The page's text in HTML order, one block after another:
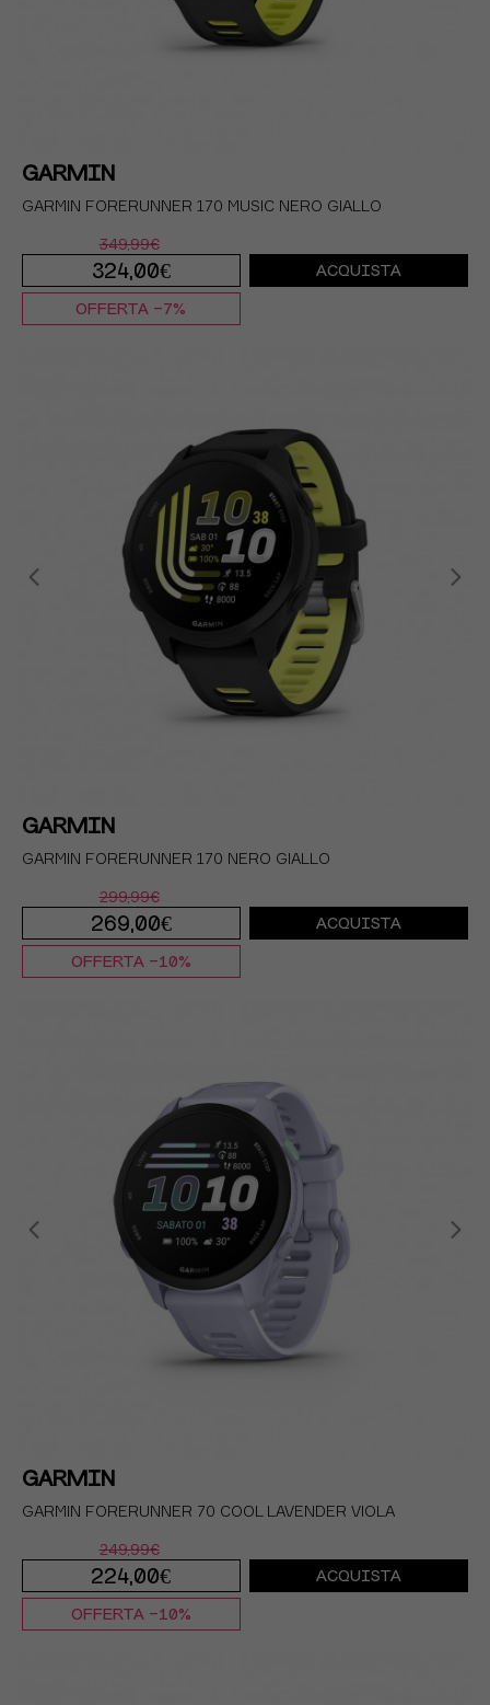
GARMIN
GARMIN FORERUNNER 170 MUSIC NERO GIALLO
349,99€
324,00€ ACQUISTA
OFFERTA -7%
GARMIN
GARMIN FORERUNNER 170 NERO GIALLO
299,99€
269,00€ ACQUISTA
OFFERTA -10%
GARMIN
GARMIN FORERUNNER 70 COOL LAVENDER VIOLA
249,99€
224,00€ ACQUISTA
OFFERTA -10%